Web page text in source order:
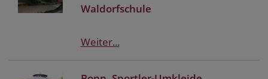
Waldorfschule
Weiter...